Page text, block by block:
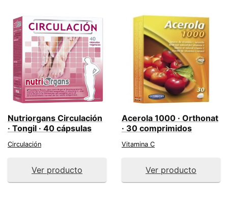
Nutriorgans Circulación
· Tongil · 40 cápsulas
Circulación
Ver producto
Acerola 1000 · Orthonat
· 30 comprimidos
Vitamina C
Ver producto